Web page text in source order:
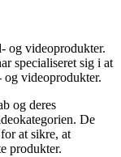
og videoprodukter.
specialiseret sig i at
videoprodukter.
og deres
De
at sikre, at
produkter.